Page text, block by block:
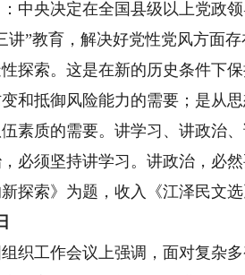
中央决定在全国县级以上党政
讲”教育，解决好党性党风方面
探索。这是在新的历史条件下
和抵御风险能力的需要；是从
素质的需要。讲学习、讲政治
必须坚持讲学习。讲政治，必
探索》为题，收入《江泽民文选
工作会议上强调，面对复杂多